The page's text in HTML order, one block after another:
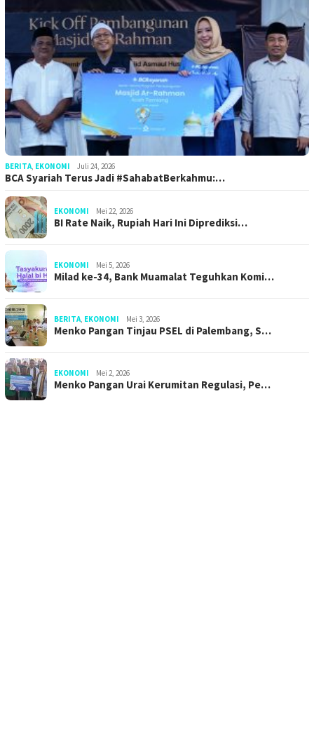
BERITA EKONOMI Juli 24, 2026
BCA Syariah Terus Jadi #SahabatBerkahmu:…
EKONOMI Mei 22, 2026
BI Rate Naik, Rupiah Hari Ini Diprediksi…
EKONOMI Mei 5, 2026
Milad ke-34, Bank Muamalat Teguhkan Komi…
BERITA EKONOMI Mei 3, 2026
Menko Pangan Tinjau PSEL di Palembang, S…
EKONOMI Mei 2, 2026
Menko Pangan Urai Kerumitan Regulasi, Pe…